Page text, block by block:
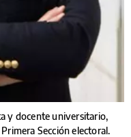
y docente universitario,
Sección electoral.